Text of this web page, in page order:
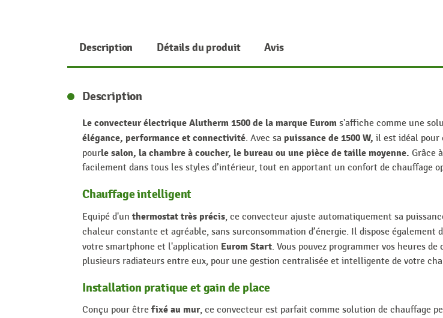
Description Détails du produit Avis
Description
Le convecteur électrique Alutherm 1500 de la marque Eurom s'affiche comme une
élégance, performance et connectivité. Avec sa puissance de 1500 W, il est idéal pour
pourle salon, la chambre à coucher, le bureau ou une pièce de taille moyenne. Grâce
facilement dans tous les styles d’intérieur, tout en apportant un confort de chauffage
Chauffage intelligent
Equipé d'un thermostat très précis, ce convecteur ajuste automatiquement sa
chaleur constante et agréable, sans surconsommation d’énergie. Il dispose également
votre smartphone et l'application Eurom Start. Vous pouvez programmer vos heures
plusieurs radiateurs entre eux, pour une gestion centralisée et intelligente de votre
Installation pratique et gain de place
Conçu pour être fixé au mur, ce convecteur est parfait comme solution de chauffage